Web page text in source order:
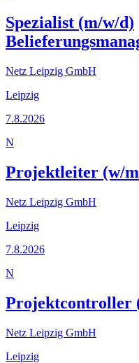
Spezialist (m/w/d)
Netz Leipzig GmbH
Leipzig
7.8.2026
N
Projektleiter (w/
Netz Leipzig GmbH
Leipzig
7.8.2026
N
Projektcontroller
Netz Leipzig GmbH
Leipzig